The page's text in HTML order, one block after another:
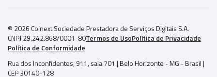
© 2026 Coinext Sociedade Prestadora de Serviços Digitais S.A.
CNPJ 29.242.868/0001-80Termos de UsoPolítica de Privacidade
Política de Conformidade
Rua dos Inconfidentes, 911, sala 701 | Belo Horizonte - MG - Brasil |
CEP 30140-128